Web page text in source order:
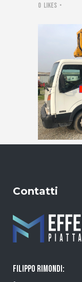
0 Likes
Contatti
FILIPPO RIMONDI: